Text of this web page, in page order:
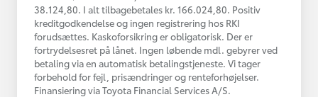
38.124,80. I alt tilbagebetales kr. 166.024,80. Positiv
kreditgodkendelse og ingen registrering hos RKI
forudsættes. Kaskoforsikring er obligatorisk. Der er
fortrydelsesret på lånet. Ingen løbende mdl. gebyrer ved
betaling via en automatisk betalingstjeneste. Vi tager
forbehold for fejl, prisændringer og renteforhøjelser.
Finansiering via Toyota Financial Services A/S.